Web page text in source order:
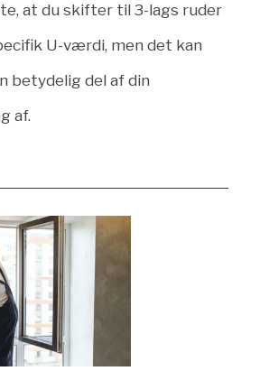
at du skifter til 3-lags ruder
U-værdi, men det kan
betydelig del af din
af.